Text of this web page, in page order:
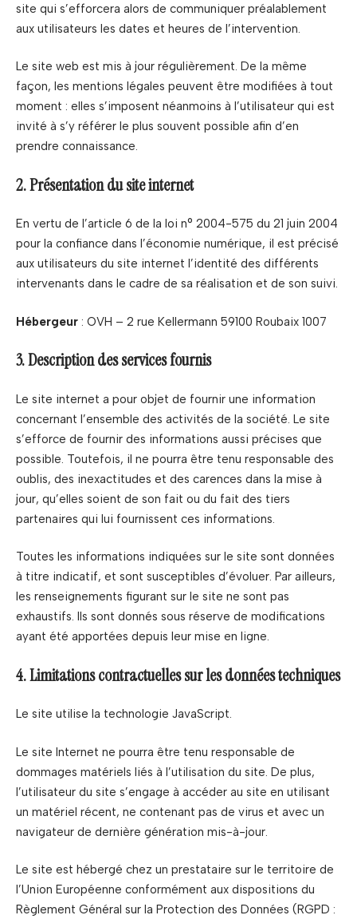
site qui s’efforcera alors de communiquer préalablement
aux utilisateurs les dates et heures de l’intervention.
Le site web est mis à jour régulièrement. De la même
façon, les mentions légales peuvent être modifiées à tout
moment : elles s’imposent néanmoins à l’utilisateur qui est
invité à s’y référer le plus souvent possible afin d’en
prendre connaissance.
2. Présentation du site internet
En vertu de l’article 6 de la loi n° 2004-575 du 21 juin 2004
pour la confiance dans l’économie numérique, il est précisé
aux utilisateurs du site internet l’identité des différents
intervenants dans le cadre de sa réalisation et de son suivi.
Hébergeur : OVH – 2 rue Kellermann 59100 Roubaix 1007
3. Description des services fournis
Le site internet a pour objet de fournir une information
concernant l’ensemble des activités de la société. Le site
s’efforce de fournir des informations aussi précises que
possible. Toutefois, il ne pourra être tenu responsable des
oublis, des inexactitudes et des carences dans la mise à
jour, qu’elles soient de son fait ou du fait des tiers
partenaires qui lui fournissent ces informations.
Toutes les informations indiquées sur le site sont données
à titre indicatif, et sont susceptibles d’évoluer. Par ailleurs,
les renseignements figurant sur le site ne sont pas
exhaustifs. Ils sont donnés sous réserve de modifications
ayant été apportées depuis leur mise en ligne.
4. Limitations contractuelles sur les données techniques
Le site utilise la technologie JavaScript.
Le site Internet ne pourra être tenu responsable de
dommages matériels liés à l’utilisation du site. De plus,
l’utilisateur du site s’engage à accéder au site en utilisant
un matériel récent, ne contenant pas de virus et avec un
navigateur de dernière génération mis-à-jour.
Le site est hébergé chez un prestataire sur le territoire de
l’Union Européenne conformément aux dispositions du
Règlement Général sur la Protection des Données (RGPD :